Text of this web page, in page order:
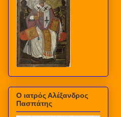
Ο ιατρός Αλέξανδρος
Πασπάτης